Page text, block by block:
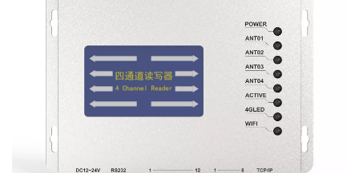
Español
Nederland
عربي